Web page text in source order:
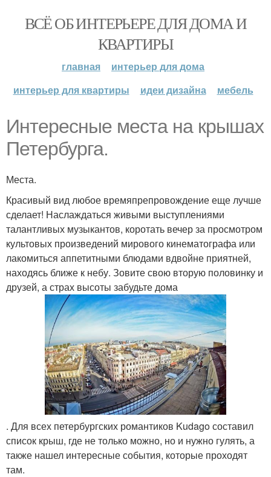
ВСЁ ОБ ИНТЕРЬЕРЕ ДЛЯ ДОМА И
КВАРТИРЫ
главная
интерьер для дома
интерьер для квартиры
идеи дизайна мебель
Интересные места на крышах
Петербурга.
Места.
Красивый вид любое времяпрепровождение еще лучше
сделает! Наслаждаться живыми выступлениями
талантливых музыкантов, коротать вечер за просмотром
культовых произведений мирового кинематографа или
лакомиться аппетитными блюдами вдвойне приятней,
находясь ближе к небу. Зовите свою вторую половинку и
друзей, а страх высоты забудьте дома
. Для всех петербургских романтиков Kudago составил
список крыш, где не только можно, но и нужно гулять, а
также нашел интересные события, которые проходят
там.